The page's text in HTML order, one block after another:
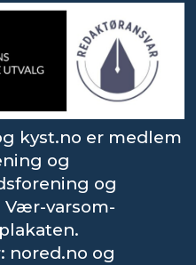
kyst.no er medlem
og
og
varsom-
nored.no og